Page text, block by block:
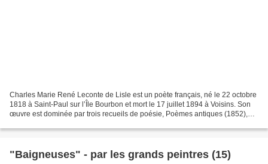
Charles Marie René Leconte de Lisle est un poète français, né le 22 octobre
1818 à Saint-Paul sur l’Île Bourbon et mort le 17 juillet 1894 à Voisins. Son
œuvre est dominée par trois recueils de poésie, Poèmes antiques (1852),
"Baigneuses" - par les grands peintres (15)